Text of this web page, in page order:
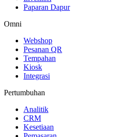
Paparan Dapur
Omni
Webshop
Pesanan QR
Tempahan
Kiosk
Integrasi
Pertumbuhan
Analitik
CRM
Kesetiaan